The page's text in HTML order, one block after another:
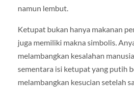
namun lembut.
Ketupat bukan hanya makanan
juga memiliki makna simbolis.
melambangkan kesalahan
sementara isi ketupat yang putih
melambangkan kesucian setelah